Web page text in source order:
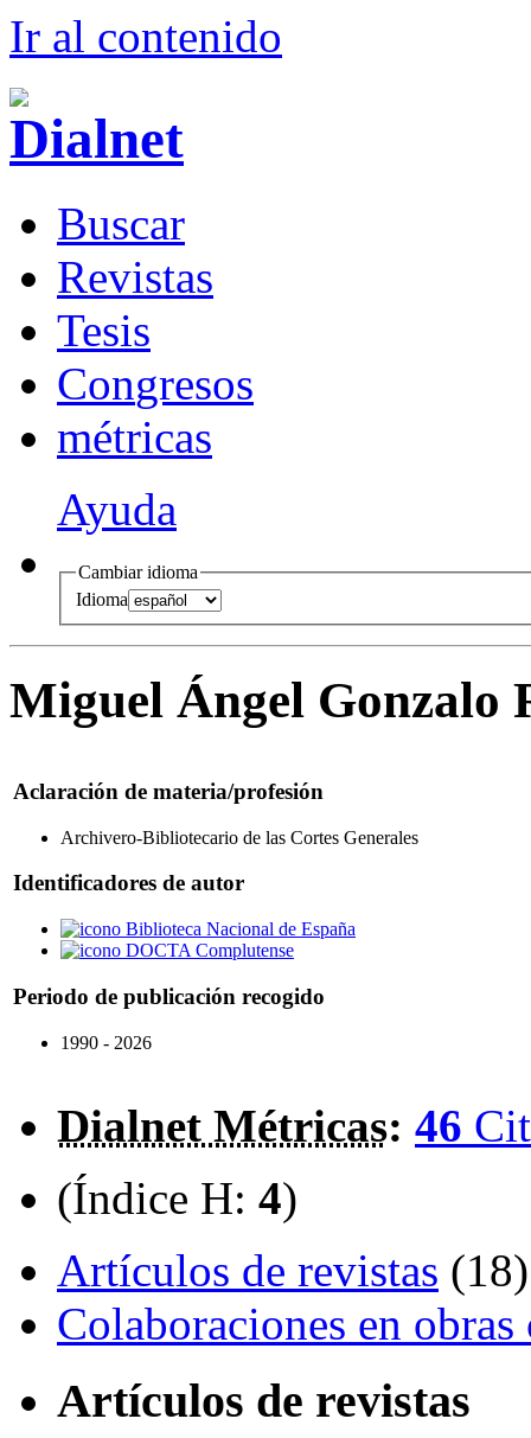
Ir al contenido
Buscar
Revistas
Tesis
Congresos
métricas
Ayuda
Cambiar idioma
Idioma
Miguel Ángel Gonzalo
Aclaración de materia/profesión
Archivero-Bibliotecario de las Cortes Generales
Identificadores de autor
Biblioteca Nacional de España
DOCTA Complutense
Periodo de publicación recogido
1990 - 2026
Dialnet Métricas: 46
(Índice H: 4)
Artículos de revistas (18)
Colaboraciones en
Artículos de revistas